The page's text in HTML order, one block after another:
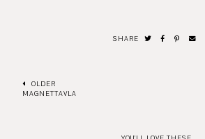
SHARE
OLDER
MAGNETTAVLA